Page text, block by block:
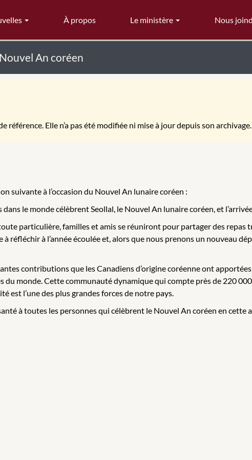
À propos Le ministère Nous
An coréen
Elle n’a pas été modifiée ni mise à jour depuis son archivage.
suivante à l’occasion du Nouvel An lunaire coréen :
le monde célèbrent Seollal, le Nouvel An lunaire coréen, et l’arrivée
particulière, familles et amis se réuniront pour partager des repas
réfléchir à l’année écoulée et, alors que nous prenons un nouveau
contributions que les Canadiens d’origine coréenne ont
du monde. Cette communauté dynamique qui compte près de 220
est l’une des plus grandes forces de notre pays.
à toutes les personnes qui célèbrent le Nouvel An coréen en cette